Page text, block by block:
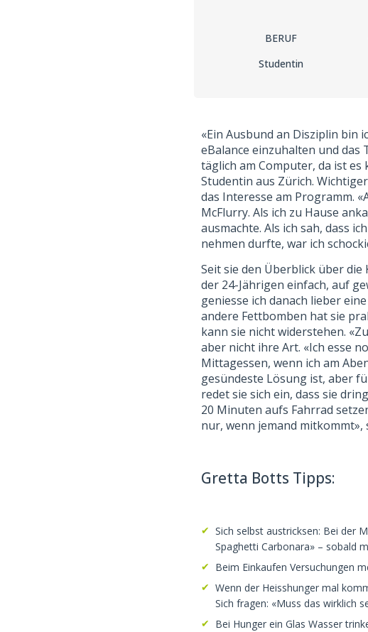
BERUF
Studentin
«Ein Ausbund an Disziplin bin
eBalance einzuhalten und das
täglich am Computer, da ist
Studentin aus Zürich.
das Interesse am Programm.
McFlurry. Als ich zu Hause
ausmachte. Als ich sah, dass
nehmen durfte, war ich
Seit sie den Überblick über
der 24-Jährigen einfach, auf
geniesse ich danach lieber
andere Fettbomben hat sie
kann sie nicht widerstehen.
aber nicht ihre Art. «Ich esse
Mittagessen, wenn ich am
gesündeste Lösung ist, aber
redet sie sich ein, dass sie
20 Minuten aufs Fahrrad
nur, wenn jemand mitkommt»,
Gretta Botts Tipps:
Sich selbst austricksen: Bei der
Spaghetti Carbonara» – sobald
Beim Einkaufen Versuchungen
Wenn der Heisshunger mal
Sich fragen: «Muss das wirklich
Bei Hunger ein Glas Wasser